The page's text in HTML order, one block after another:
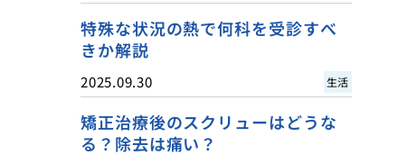
特殊な状況の熱で何科を受診すべ
きか解説
2025.09.30 生活
矯正治療後のスクリューはどうな
る？除去は痛い？